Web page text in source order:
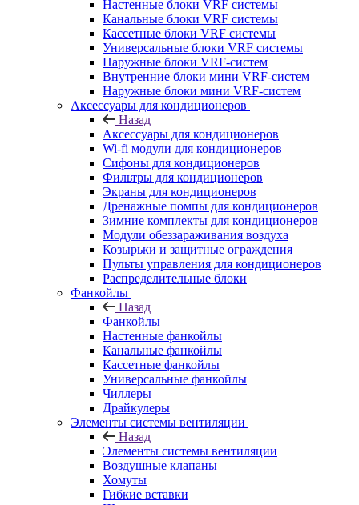
Настенные блоки VRF системы
Канальные блоки VRF системы
Кассетные блоки VRF системы
Универсальные блоки VRF системы
Наружные блоки VRF-систем
Внутренние блоки мини VRF-систем
Наружные блоки мини VRF-систем
Аксессуары для кондиционеров
Назад
Аксессуары для кондиционеров
Wi-fi модули для кондиционеров
Сифоны для кондиционеров
Фильтры для кондиционеров
Экраны для кондиционеров
Дренажные помпы для кондиционеров
Зимние комплекты для кондиционеров
Модули обеззараживания воздуха
Козырьки и защитные ограждения
Пульты управления для кондиционеров
Распределительные блоки
Фанкойлы
Назад
Фанкойлы
Настенные фанкойлы
Канальные фанкойлы
Кассетные фанкойлы
Универсальные фанкойлы
Чиллеры
Драйкулеры
Элементы системы вентиляции
Назад
Элементы системы вентиляции
Воздушные клапаны
Хомуты
Гибкие вставки